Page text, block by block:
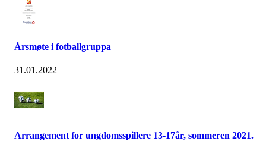
Årsmøte i fotballgruppa
31.01.2022
Arrangement for ungdomsspillere 13-17år, sommeren 2021.